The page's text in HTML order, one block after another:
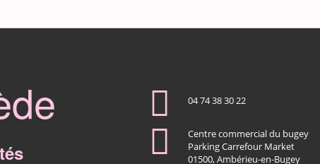
04 74 38 30 22
Centre commercial du bugey
Parking Carrefour Market
01500, Ambérieu-en-Bugey